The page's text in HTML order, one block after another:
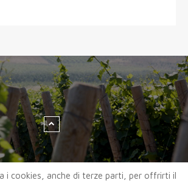
i cookies, anche di terze parti, per offrirti il